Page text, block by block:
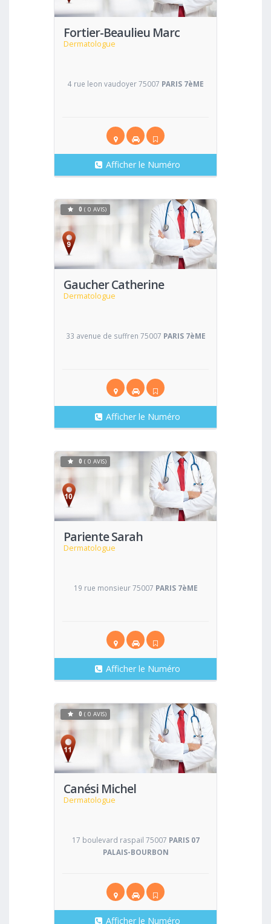
Fortier-Beaulieu Marc
Dermatologue
4 rue leon vaudoyer 75007 PARIS 7èME
Afficher le Numéro
Gaucher Catherine
Dermatologue
Voir
0 ( 0 AVIS)
33 avenue de suffren 75007 PARIS 7èME
Afficher le Numéro
Pariente Sarah
Dermatologue
Voir
0 ( 0 AVIS)
19 rue monsieur 75007 PARIS 7èME
Afficher le Numéro
Canési Michel
Dermatologue
Voir
0 ( 0 AVIS)
17 boulevard raspail 75007 PARIS 07
PALAIS-BOURBON
Afficher le Numéro